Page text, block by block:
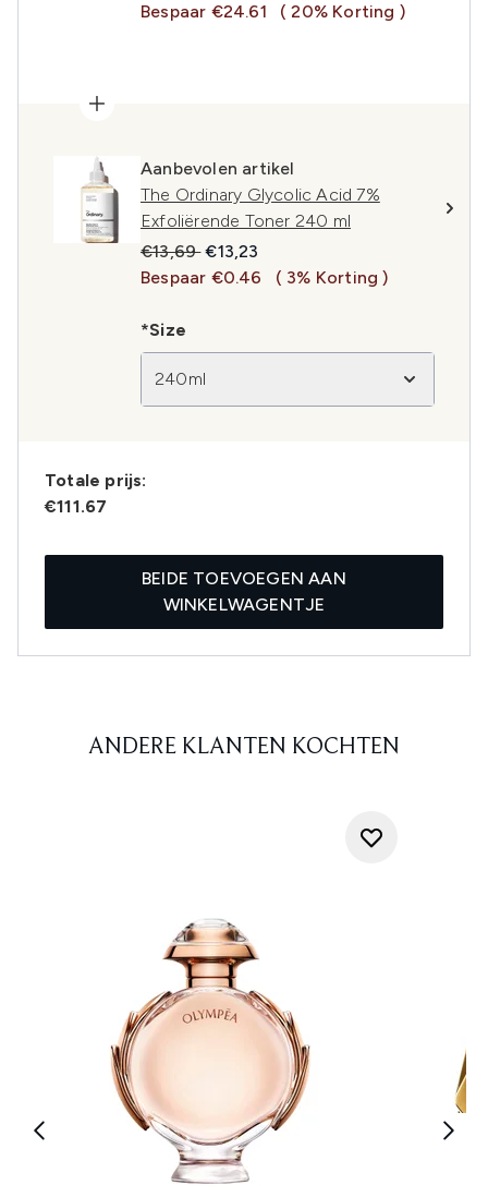
Bespaar €24.61
( 20% Korting )
Aanbevolen artikel
The Ordinary Glycolic Acid 7%
Exfoliërende Toner 240 ml
Recommended Retail Price:
€13,69Huidige prijs:
€13,23
Bespaar €0.46
( 3% Korting )
*Size
240ml
Totale prijs:
€111.67
BEIDE TOEVOEGEN AAN
WINKELWAGENTJE
ANDERE KLANTEN KOCHTEN